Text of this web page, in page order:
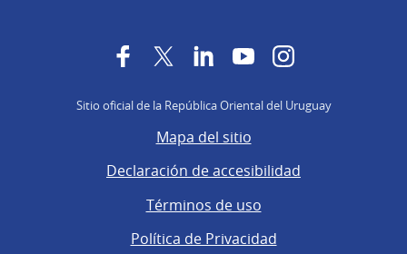
FacebookTwitter LinkedInYouTubeInstagram
Sitio oficial de la República Oriental del Uruguay
Mapa del sitio
Declaración de accesibilidad
Términos de uso
Política de Privacidad